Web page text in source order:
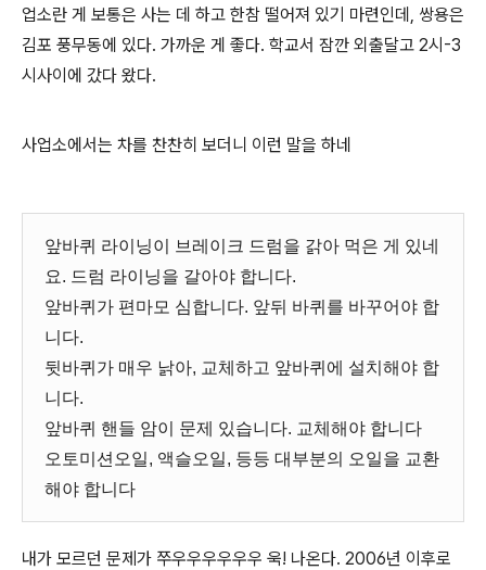
업소란 게 보통은 사는 데 하고 한참 떨어져 있기 마련인데, 쌍용은
김포 풍무동에 있다. 가까운 게 좋다. 학교서 잠깐 외출달고 2시-3
시사이에 갔다 왔다.
사업소에서는 차를 찬찬히 보더니 이런 말을 하네
앞바퀴 라이닝이 브레이크 드럼을 갉아 먹은 게 있네
요. 드럼 라이닝을 갈아야 합니다.
앞바퀴가 편마모 심합니다. 앞뒤 바퀴를 바꾸어야 합
니다.
뒷바퀴가 매우 낡아, 교체하고 앞바퀴에 설치해야 합
니다.
앞바퀴 핸들 암이 문제 있습니다. 교체해야 합니다
오토미션오일, 액슬오일, 등등 대부분의 오일을 교환
해야 합니다
내가 모르던 문제가 쭈우우우우우우 욱! 나온다. 2006년 이후로